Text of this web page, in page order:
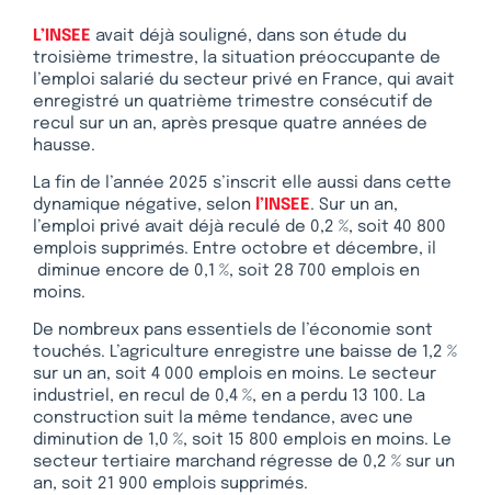
L’INSEE avait déjà souligné, dans son étude du
troisième trimestre, la situation préoccupante de
l’emploi salarié du secteur privé en France, qui avait
enregistré un quatrième trimestre consécutif de
recul sur un an, après presque quatre années de
hausse.
La fin de l’année 2025 s’inscrit elle aussi dans cette
dynamique négative, selon l’INSEE. Sur un an,
l’emploi privé avait déjà reculé de 0,2 %, soit 40 800
emplois supprimés. Entre octobre et décembre, il
diminue encore de 0,1 %, soit 28 700 emplois en
moins.
De nombreux pans essentiels de l’économie sont
touchés. L’agriculture enregistre une baisse de 1,2 %
sur un an, soit 4 000 emplois en moins. Le secteur
industriel, en recul de 0,4 %, en a perdu 13 100. La
construction suit la même tendance, avec une
diminution de 1,0 %, soit 15 800 emplois en moins. Le
secteur tertiaire marchand régresse de 0,2 % sur un
an, soit 21 900 emplois supprimés.